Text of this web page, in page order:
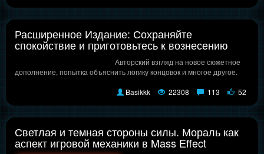
Расширенное Издание: Сохраняйте
спокойствие и приготовьтесь к вознесению
Авторский взгляд на новое сюжетное
дополнение, попытка объяснить логику концовок и многое другое.
Basikkk
22308 113 52
Светлая и темная стороны силы. Мораль как
аспект игровой механики в Mass Effect